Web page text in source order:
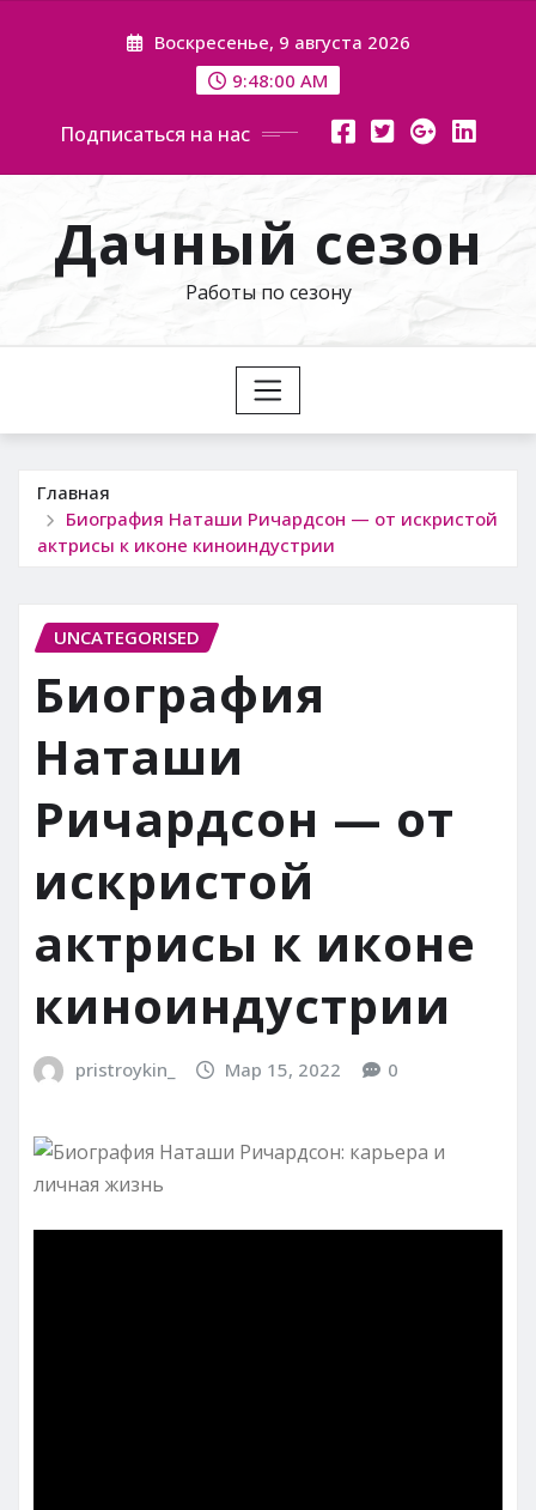
Воскресенье, 9 августа 2026
9:48:01 AM
Подписаться на нас
Дачный сезон
Работы по сезону
Главная
Биография Наташи Ричардсон — от искристой
актрисы к иконе киноиндустрии
UNCATEGORISED
Биография
Наташи
Ричардсон — от
искристой
актрисы к иконе
киноиндустрии
pristroykin_ Мар 15, 2022 0